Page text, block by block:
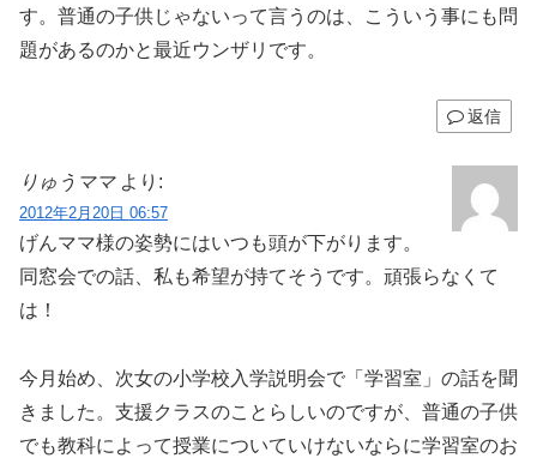
す。普通の子供じゃないって言うのは、こういう事にも問
題があるのかと最近ウンザリです。
返信
りゅうママ より:
2012年2月20日 06:57
げんママ様の姿勢にはいつも頭が下がります。
同窓会での話、私も希望が持てそうです。頑張らなくて
は！
今月始め、次女の小学校入学説明会で「学習室」の話を聞
きました。支援クラスのことらしいのですが、普通の子供
でも教科によって授業についていけないならに学習室のお